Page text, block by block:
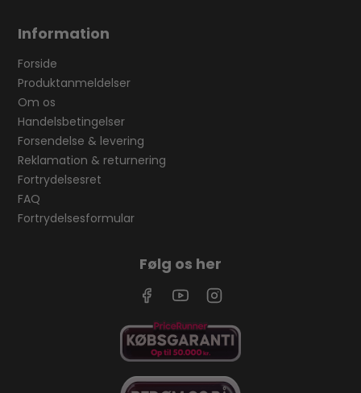
Information
Forside
Produktanmeldelser
Om os
Handelsbetingelser
Forsendelse & levering
Reklamation & returnering
Fortrydelsesret
FAQ
Fortrydelsesformular
Følg os her